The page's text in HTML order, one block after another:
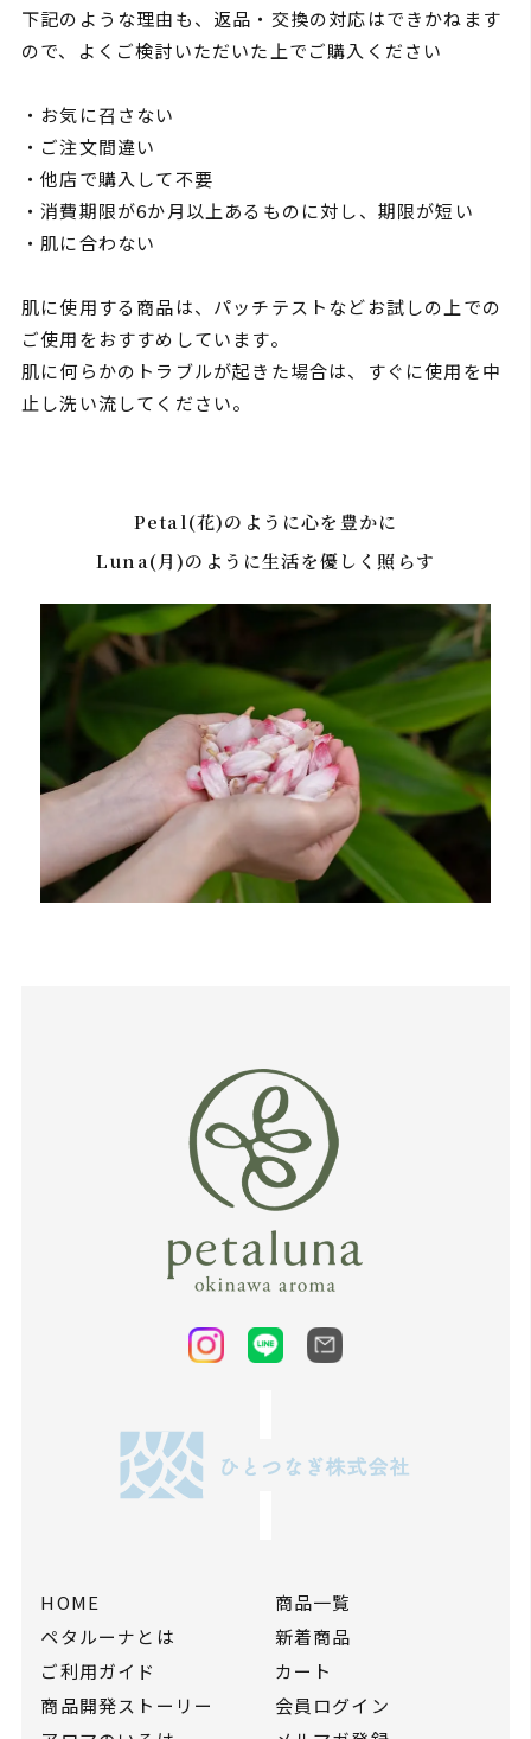
下記のような理由も、返品・交換の対応はできかねます
ので、よくご検討いただいた上でご購入ください
・お気に召さない
・ご注文間違い
・他店で購入して不要
・消費期限が6か月以上あるものに対し、期限が短い
・肌に合わない
肌に使用する商品は、パッチテストなどお試しの上での
ご使用をおすすめしています。
肌に何らかのトラブルが起きた場合は、すぐに使用を中
止し洗い流してください。
Petal(花)のように心を豊かに
Luna(月)のように生活を優しく照らす
HOME
ペタルーナとは
ご利用ガイド
商品開発ストーリー
商品一覧
新着商品
カート
会員ログイン